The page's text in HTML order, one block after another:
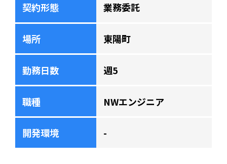
契約形態 業務委託
場所 東陽町
勤務日数 週5
職種 NWエンジニア
開発環境 -